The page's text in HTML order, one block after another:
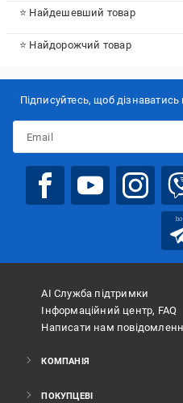
⭐ Найдешевший товар
⭐ Найдорожчий товар
Підписуйтесь, щоб
АІ Служба підтримки
Інформаційний центр, FAQ
Написати нам
КОМПАНІЯ
ПОКУПЦЕВІ